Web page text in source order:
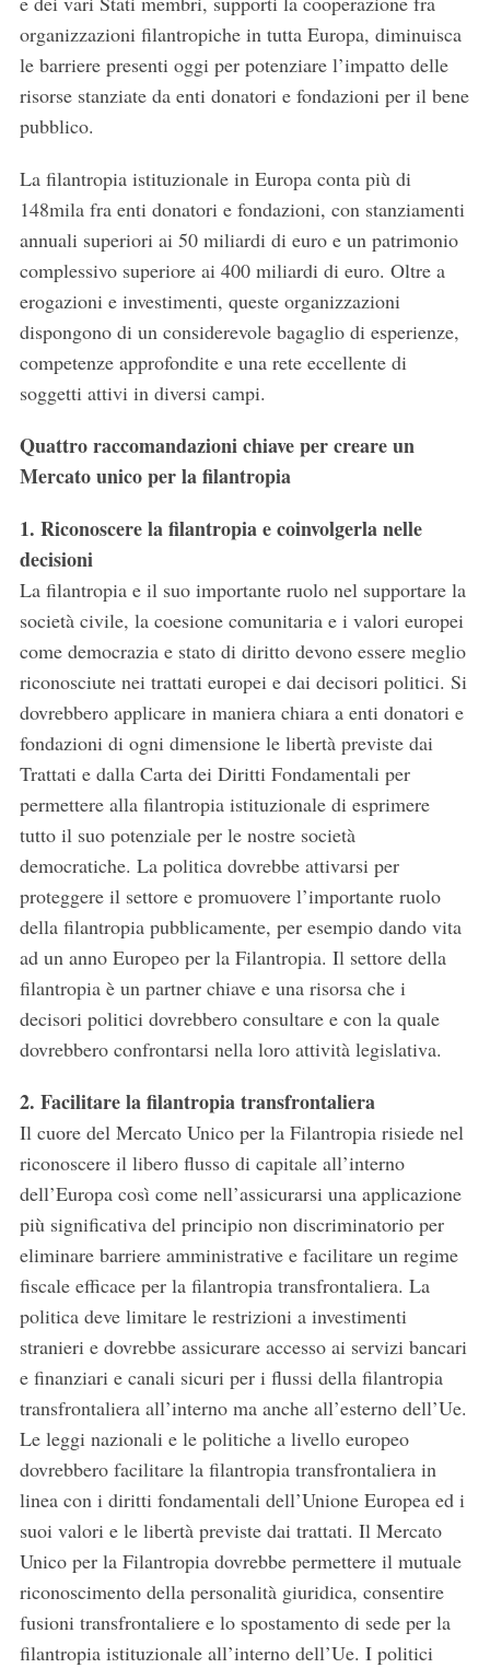
organizzazioni filantropiche in tutta Europa, diminuisca
le barriere presenti oggi per potenziare l’impatto delle
risorse stanziate da enti donatori e fondazioni per il bene
pubblico.
La filantropia istituzionale in Europa conta più di
148mila fra enti donatori e fondazioni, con stanziamenti
annuali superiori ai 50 miliardi di euro e un patrimonio
complessivo superiore ai 400 miliardi di euro. Oltre a
erogazioni e investimenti, queste organizzazioni
dispongono di un considerevole bagaglio di esperienze,
competenze approfondite e una rete eccellente di
soggetti attivi in diversi campi.
Quattro raccomandazioni chiave per creare un
Mercato unico per la filantropia
1. Riconoscere la filantropia e coinvolgerla nelle
decisioni
La filantropia e il suo importante ruolo nel supportare la
società civile, la coesione comunitaria e i valori europei
come democrazia e stato di diritto devono essere meglio
riconosciute nei trattati europei e dai decisori politici. Si
dovrebbero applicare in maniera chiara a enti donatori e
fondazioni di ogni dimensione le libertà previste dai
Trattati e dalla Carta dei Diritti Fondamentali per
permettere alla filantropia istituzionale di esprimere
tutto il suo potenziale per le nostre società
democratiche. La politica dovrebbe attivarsi per
proteggere il settore e promuovere l’importante ruolo
della filantropia pubblicamente, per esempio dando vita
ad un anno Europeo per la Filantropia. Il settore della
filantropia è un partner chiave e una risorsa che i
decisori politici dovrebbero consultare e con la quale
dovrebbero confrontarsi nella loro attività legislativa.
2. Facilitare la filantropia transfrontaliera
Il cuore del Mercato Unico per la Filantropia risiede nel
riconoscere il libero flusso di capitale all’interno
dell’Europa così come nell’assicurarsi una applicazione
più significativa del principio non discriminatorio per
eliminare barriere amministrative e facilitare un regime
fiscale efficace per la filantropia transfrontaliera. La
politica deve limitare le restrizioni a investimenti
stranieri e dovrebbe assicurare accesso ai servizi bancari
e finanziari e canali sicuri per i flussi della filantropia
transfrontaliera all’interno ma anche all’esterno dell’Ue.
Le leggi nazionali e le politiche a livello europeo
dovrebbero facilitare la filantropia transfrontaliera in
linea con i diritti fondamentali dell’Unione Europea ed i
suoi valori e le libertà previste dai trattati. Il Mercato
Unico per la Filantropia dovrebbe permettere il mutuale
riconoscimento della personalità giuridica, consentire
fusioni transfrontaliere e lo spostamento di sede per la
filantropia istituzionale all’interno dell’Ue. I politici
S
e
r
c
h
r
: